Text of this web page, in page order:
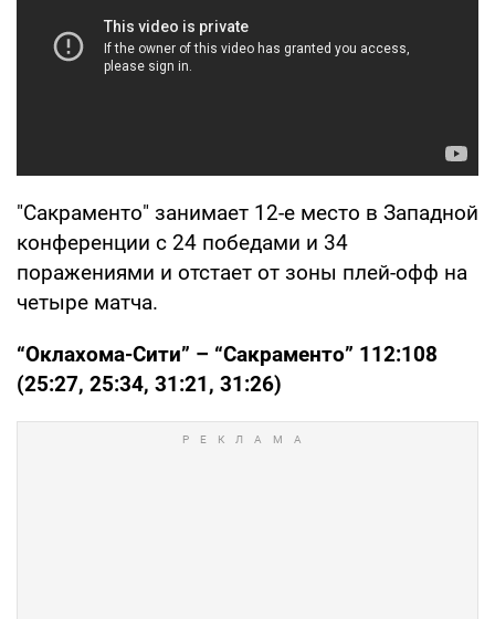
"Сакраменто" занимает 12-е место в Западной
конференции с 24 победами и 34
поражениями и отстает от зоны плей-офф на
четыре матча.
“Оклахома-Сити” – “Сакраменто” 112:108
(25:27, 25:34, 31:21, 31:26)